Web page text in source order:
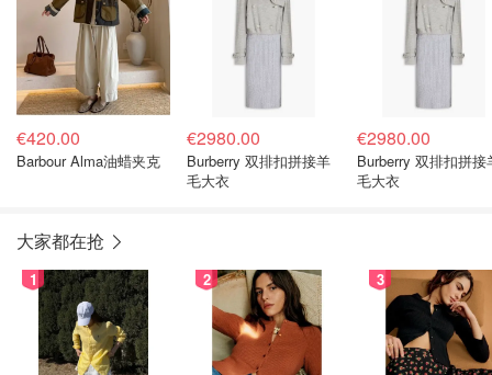
€420.00
Barbour Alma油蜡夹克
€2980.00
Burberry 双排扣拼接羊
毛大衣
€2980.00
Burberry 双排扣拼接
毛大衣
大家都在抢
1 2 3